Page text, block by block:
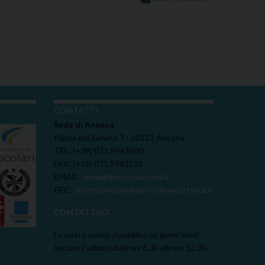
CONTATTI
Sede di Ancona
Piazza del Senato 7 - 60121 Ancona
TEL: (+39) 071.9943500
FAX: (+39) 071.9943521
EMAIL: curia@diocesi.ancona.it
PEC: diocesi.ancona@pec.chiesacattolica.it
CONTATTACI
La curia è aperta al pubblico nei giorni feriali
(escluso il sabato) dalle ore 8.30 alle ore 12.30.